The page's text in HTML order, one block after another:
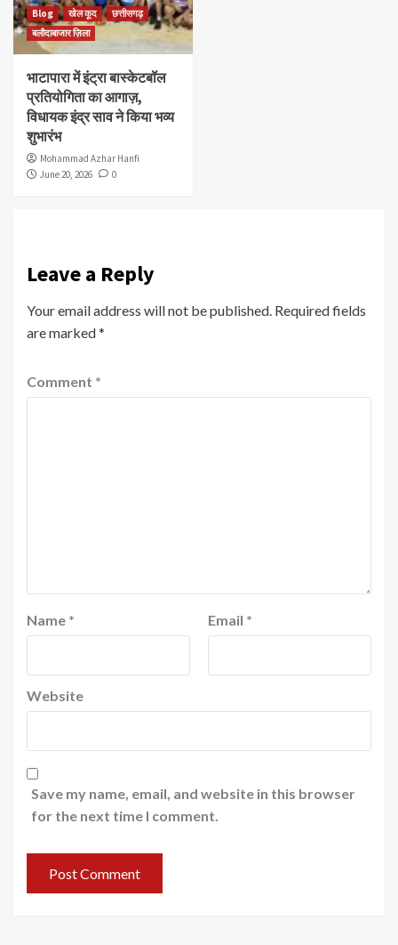
Blog खेल कूद
छत्तीसगढ़
बलौदाबाजार ज़िला
भाटापारा में इंट्रा बास्केटबॉल
प्रतियोगिता का आगाज़,
विधायक इंद्र साव ने किया भव्य
शुभारंभ
Mohammad Azhar Hanfi
June 20, 2026
0
Leave a Reply
Your email address will not be published. Required fields
are marked*
Comment *
Name * Email *
Website
Save my name, email, and website in this browser
for the next time I comment.